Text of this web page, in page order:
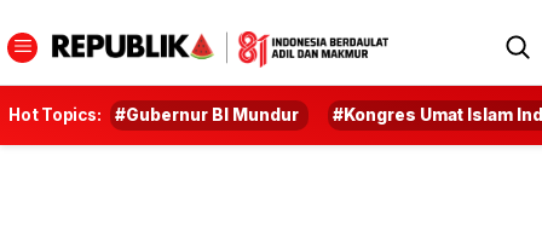
Hot Topics: #Gubernur BI Mundur #Kongres Umat Islam